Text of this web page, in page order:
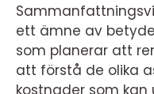
ett ämne av
som planerar att
att förstå de olika
kostnader som